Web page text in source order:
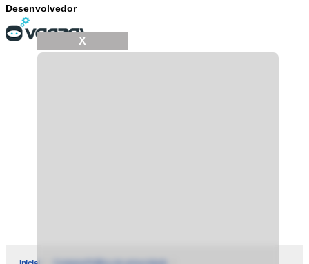
Desenvolvedor
X